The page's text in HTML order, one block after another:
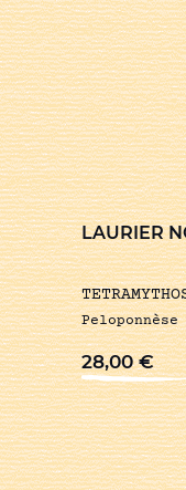
LAURIER
Peloponnèse
28,00€